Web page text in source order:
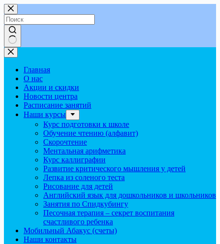
Перейти
к
сути
Ничего
не
найденоГлавная
О нас
Акции и скидки
Новости центра
Расписание занятий
Наши курсы
Курс подготовки к школе
Обучение чтению (алфавит)
Скорочтение
Ментальная арифметика
Курс каллиграфии
Развитие критического мышления у детей
Лепка из соленого теста
Рисование для детей
Английский язык для дошкольников и школьников
Занятия по Спидкубингу
Песочная терапия – секрет воспитания
счастливого ребенка
Мобильный Абакус (счеты)
Наши контакты